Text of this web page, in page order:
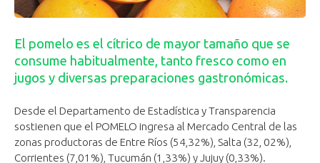
El pomelo es el cítrico de mayor tamaño que se
consume habitualmente, tanto fresco como en
jugos y diversas preparaciones gastronómicas.
Desde el Departamento de Estadística y Transparencia
sostienen que el POMELO ingresa al Mercado Central de las
zonas productoras de Entre Ríos (54,32%), Salta (32, 02%),
Corrientes (7,01%), Tucumán (1,33%) y Jujuy (0,33%).